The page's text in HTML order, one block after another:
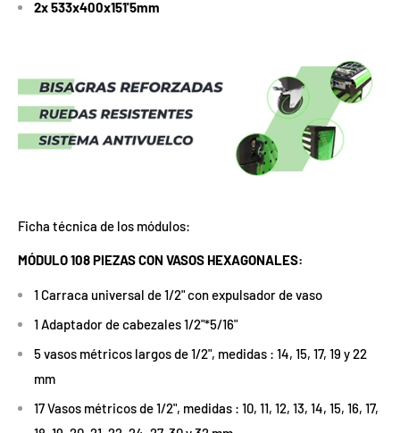
2x 533x400x151'5mm
Ficha técnica de los módulos:
MÓDULO 108 PIEZAS CON VASOS HEXAGONALES:
1 Carraca universal de 1/2" con expulsador de vaso
1 Adaptador de cabezales 1/2"*5/16"
5 vasos métricos largos de 1/2", medidas : 14, 15, 17, 19 y 22
mm
17 Vasos métricos de 1/2", medidas : 10, 11, 12, 13, 14, 15, 16, 17,